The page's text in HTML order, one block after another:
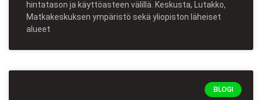
hintatason ja käyttöasteen välillä. Keskusta, Lutakko,
Matkakeskuksen ympäristö sekä yliopiston läheiset
alueet
BLOGI